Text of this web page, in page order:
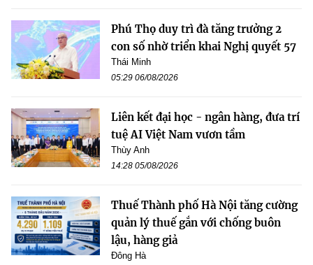
Phú Thọ duy trì đà tăng trưởng 2
con số nhờ triển khai Nghị quyết 57
Thái Minh
05:29 06/08/2026
Liên kết đại học - ngân hàng, đưa trí
tuệ AI Việt Nam vươn tầm
Thùy Anh
14:28 05/08/2026
Thuế Thành phố Hà Nội tăng cường
quản lý thuế gắn với chống buôn
lậu, hàng giả
Đông Hà